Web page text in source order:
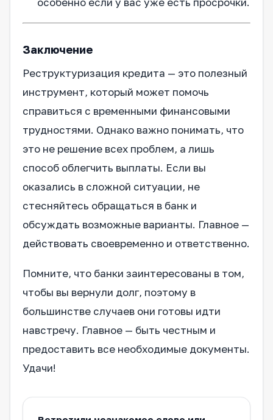
Заключение
Реструктуризация кредита — это полезный
инструмент, который может помочь
справиться с временными финансовыми
трудностями. Однако важно понимать, что
это не решение всех проблем, а лишь
способ облегчить выплаты. Если вы
оказались в сложной ситуации, не
стесняйтесь обращаться в банк и
обсуждать возможные варианты. Главное —
действовать своевременно и ответственно.
Помните, что банки заинтересованы в том,
чтобы вы вернули долг, поэтому в
большинстве случаев они готовы идти
навстречу. Главное — быть честным и
предоставить все необходимые документы.
Удачи!